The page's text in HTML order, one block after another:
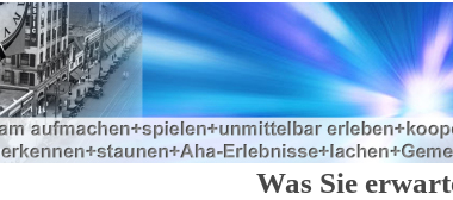
Was Sie